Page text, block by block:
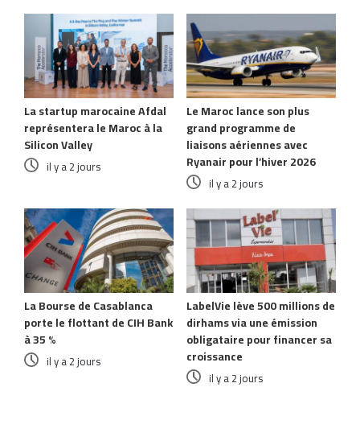
La startup marocaine Afdal
représentera le Maroc à la
Silicon Valley
il y a 2 jours
Le Maroc lance son plus
grand programme de
liaisons aériennes avec
Ryanair pour l’hiver 2026
il y a 2 jours
La Bourse de Casablanca
porte le flottant de CIH Bank
à 35 %
il y a 2 jours
LabelVie lève 500 millions de
dirhams via une émission
obligataire pour financer sa
croissance
il y a 2 jours